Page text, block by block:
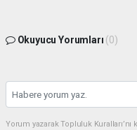
Okuyucu Yorumları (0)
Yorum yazarak Topluluk